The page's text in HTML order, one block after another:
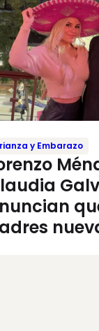
y Embarazo